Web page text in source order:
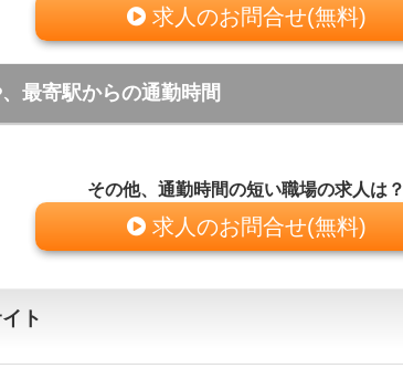
求人のお問合せ(無料)
最寄駅からの通勤時間
その他、通勤時間の短い職場の求人は？
求人のお問合せ(無料)
ト